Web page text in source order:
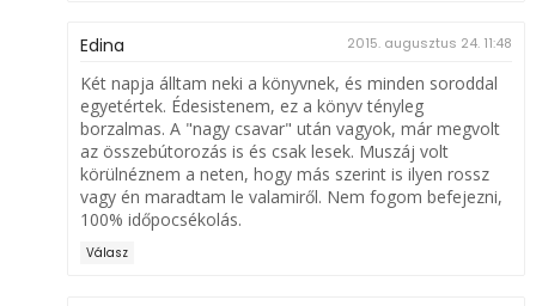
Edina 2015. augusztus 24. 11:48
Két napja álltam neki a könyvnek, és minden soroddal
egyetértek. Édesistenem, ez a könyv tényleg
borzalmas. A "nagy csavar" után vagyok, már megvolt
az összebútorozás is és csak lesek. Muszáj volt
körülnéznem a neten, hogy más szerint is ilyen rossz
vagy én maradtam le valamiről. Nem fogom befejezni,
100% időpocsékolás.
Válasz